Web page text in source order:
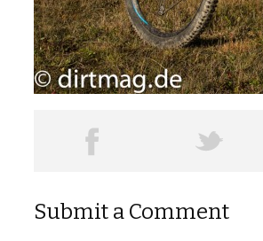
Submit a Comment